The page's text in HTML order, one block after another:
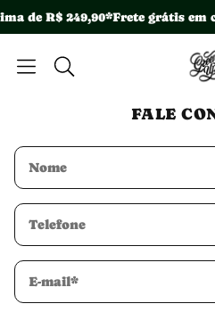
de R$ 249,90*Frete grátis em
Pesquisar
FALE
Nome
Telefone
E-mail*